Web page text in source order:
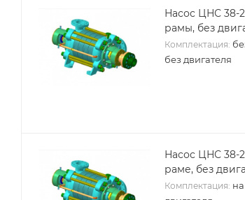
Насос ЦНС 38-
рамы, без
Комплектация:
без двигателя
Насос ЦНС 38-
раме, без
Комплектация: